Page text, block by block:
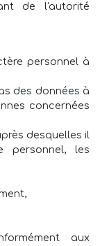
de l'autorité
personnel à
des données à
concernées
desquelles il
personnel, les
aux